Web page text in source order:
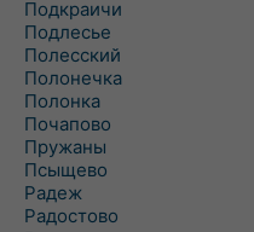
Подкраичи
Подлесье
Полесский
Полонечка
Полонка
Почапово
Пружаны
Псыщево
Радеж
Радостово